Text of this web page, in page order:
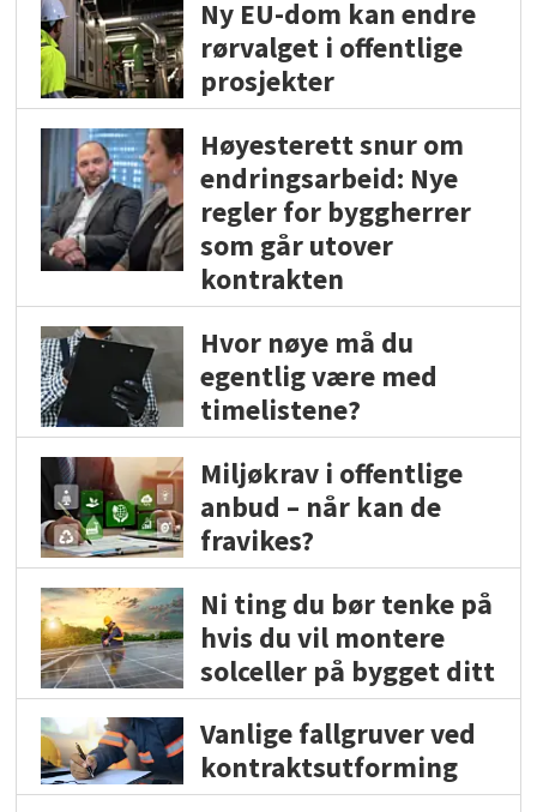
Ny EU-dom kan endre
rørvalget i offentlige
prosjekter
Høyesterett snur om
endringsarbeid: Nye
regler for byggherrer
som går utover
kontrakten
Hvor nøye må du
egentlig være med
timelistene?
Miljøkrav i offentlige
anbud – når kan de
fravikes?
Ni ting du bør tenke på
hvis du vil montere
solceller på bygget ditt
Vanlige fallgruver ved
kontraktsutforming